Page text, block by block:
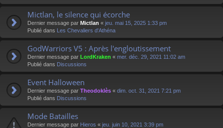
Mictlan, le silence qui écorche
Dernier message par Mictlan « jeu. mai 15, 2025 1:33 pm
Publié dans Les Chevaliers d'Athéna
GodWarriors V5 : Après l'engloutissement
Dernier message par LordKraken « mer. déc. 29, 2021 11:02 am
Publié dans Discussions
Event Halloween
Dernier message par Theodoklès « dim. oct. 31, 2021 7:21 pm
Publié dans Discussions
Mode Batailles
Dernier message par Hieros « jeu. juin 10, 2021 3:39 pm